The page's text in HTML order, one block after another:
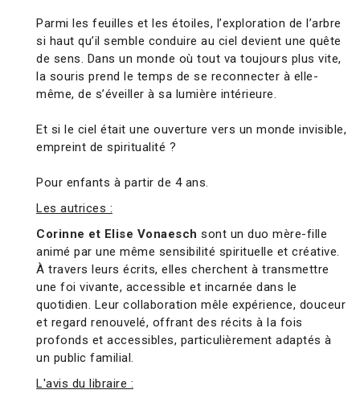
Parmi les feuilles et les étoiles, l’exploration de l’arbre
si haut qu’il semble conduire au ciel devient une quête
de sens. Dans un monde où tout va toujours plus vite,
la souris prend le temps de se reconnecter à elle-
même, de s’éveiller à sa lumière intérieure.
Et si le ciel était une ouverture vers un monde invisible,
empreint de spiritualité ?
Pour enfants à partir de 4 ans.
Les autrices :
Corinne et Elise Vonaesch sont un duo mère-fille
animé par une même sensibilité spirituelle et créative.
À travers leurs écrits, elles cherchent à transmettre
une foi vivante, accessible et incarnée dans le
quotidien. Leur collaboration mêle expérience, douceur
et regard renouvelé, offrant des récits à la fois
profonds et accessibles, particulièrement adaptés à
un public familial.
L'avis du libraire :